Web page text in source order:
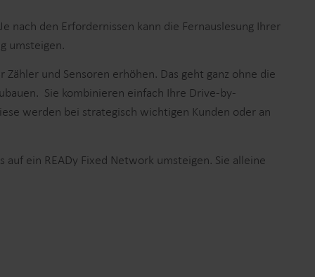
nach den Erfordernissen kann die Fernauslesung Ihrer
umsteigen.
und Sensoren erhöhen. Das geht ganz ohne die
Sie kombinieren einfach Ihre Drive-by-
werden bei strategisch wichtigen Kunden oder an
ein READy Fixed Network umsteigen. Sie alleine